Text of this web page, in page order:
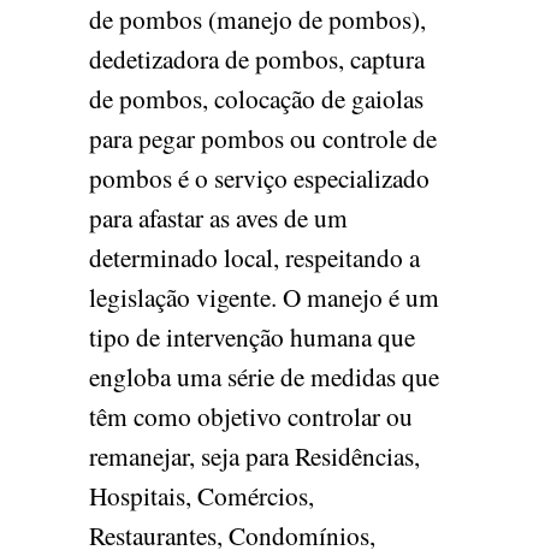
de pombos (manejo de pombos),
dedetizadora de pombos, captura
de pombos, colocação de gaiolas
para pegar pombos ou controle de
pombos é o serviço especializado
para afastar as aves de um
determinado local, respeitando a
legislação vigente. O manejo é um
tipo de intervenção humana que
engloba uma série de medidas que
têm como objetivo controlar ou
remanejar, seja para Residências,
Hospitais, Comércios,
Restaurantes, Condomínios,